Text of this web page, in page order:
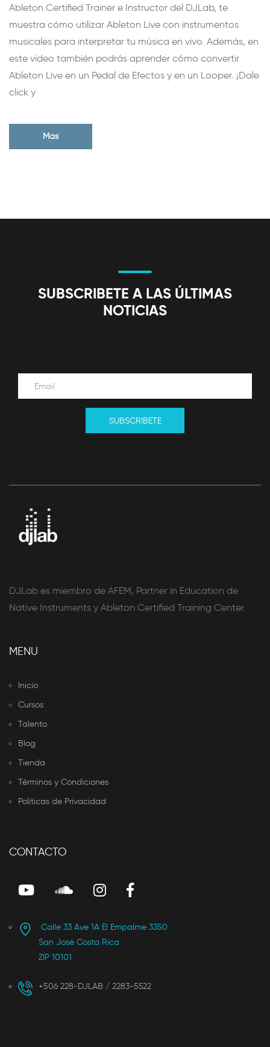
Ableton Certified Trainer e Instructor del DJLab, te
muestra cómo utilizar Ableton Live con instrumentos
musicales para interpretar tu música en vivo. Además, en
este video también podrás aprender cómo convertir
Ableton Live en un Pedal de Efectos y en un Looper. ¡Dale
click y
Mas
SUBSCRIBETE A LAS ÚLTIMAS
NOTICIAS
SUBSCRIBETE
DJLab es miembro de AFEM, Partner in Education de
Native Instruments y Ableton Certified Training Center.
MENU
Inicio
Cursos
Talento
Blog
Tienda
Términos y Condiciones
Políticas de Privacidad
CONTACTO
Calle 33 Ave 1A El Empalme 3350
San José Costa Rica
ZIP 10101
+506 228-DJLAB / 2283-5522